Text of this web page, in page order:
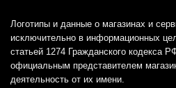
Логотипы и данные о магазинах и
исключительно в информационных
статьей 1274 Гражданского кодекса
официальным представителем
деятельность от их имени.